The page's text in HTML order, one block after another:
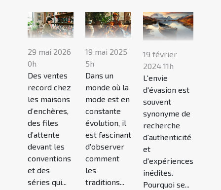
29 mai 2026
0h
Des ventes
record chez
les maisons
d’enchères,
des files
d’attente
devant les
conventions
et des
séries qui...
19 mai 2025
5h
Dans un
monde où la
mode est en
constante
évolution, il
est fascinant
d'observer
comment
les
traditions...
19 février
2024 11h
L'envie
d'évasion est
souvent
synonyme de
recherche
d'authenticité
et
d'expériences
inédites.
Pourquoi se...